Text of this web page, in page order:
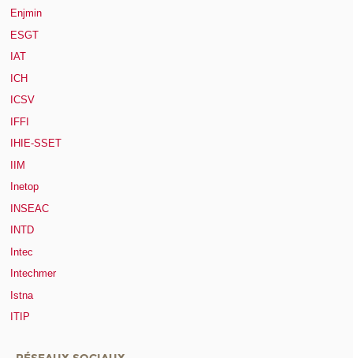
Enjmin
ESGT
IAT
ICH
ICSV
IFFI
IHIE-SSET
IIM
Inetop
INSEAC
INTD
Intec
Intechmer
Istna
ITIP